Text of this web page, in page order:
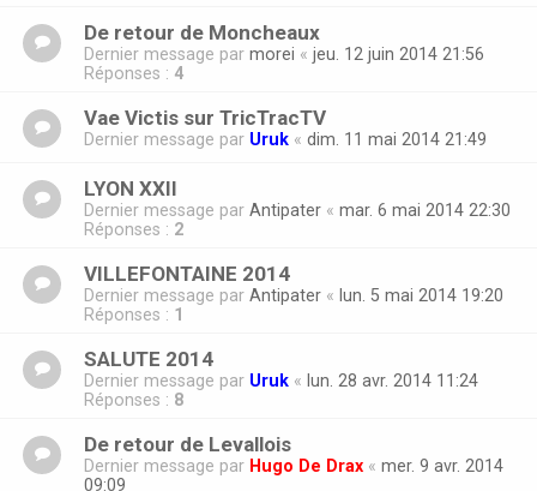
De retour de Moncheaux
Dernier message par morei « jeu. 12 juin 2014 21:56
Réponses : 4
Vae Victis sur TricTracTV
Dernier message par Uruk « dim. 11 mai 2014 21:49
LYON XXII
Dernier message par Antipater « mar. 6 mai 2014 22:30
Réponses : 2
VILLEFONTAINE 2014
Dernier message par Antipater « lun. 5 mai 2014 19:20
Réponses : 1
SALUTE 2014
Dernier message par Uruk « lun. 28 avr. 2014 11:24
Réponses : 8
De retour de Levallois
Dernier message par Hugo De Drax « mer. 9 avr. 2014
09:09